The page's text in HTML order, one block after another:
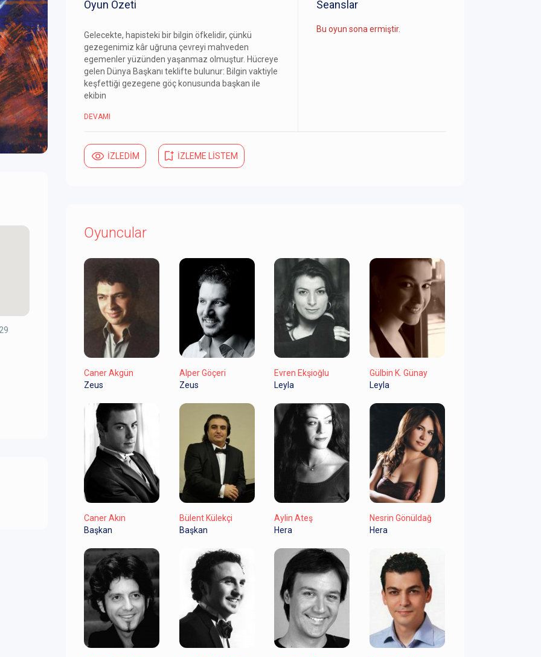
Oyun Özeti
Gelecekte, hapisteki bir bilgin öfkelidir, çünkü
gezegenimiz kâr uğruna çevreyi mahveden
egemenler yüzünden yaşanmaz olmuştur. Hücreye
gelen Dünya Başkanı teklifte bulunur: Bilgin vaktiyle
keşfettiği gezegene göç konusunda başkan ile
ekibin
DEVAMI
Seanslar
Bu oyun sona ermiştir.
İZLEDİM İZLEME LİSTEM
Oyuncular
Caner Akgün
Zeus
Alper Göçeri
Zeus
Evren Ekşioğlu
Leyla
Gülbin K. Günay
Leyla
Caner Akın
Başkan
Bülent Külekçi
Başkan
Aylin Ateş
Hera
Nesrin Gönüldağ
Hera